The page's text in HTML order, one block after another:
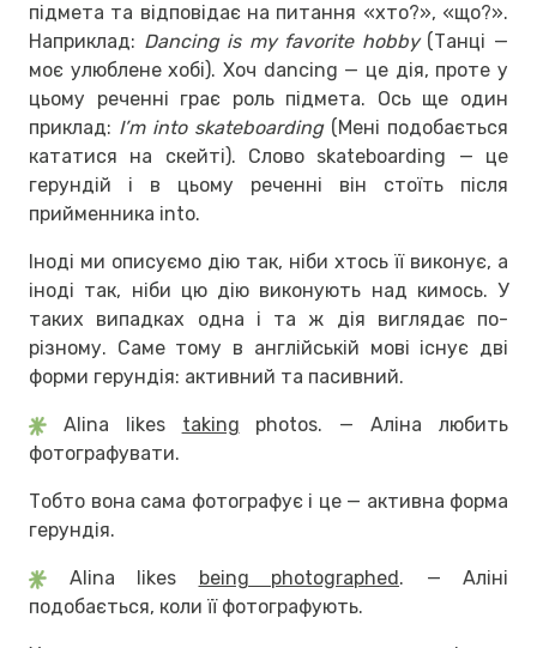
підмета та відповідає на питання «хто?», «що?».
Наприклад: Dancing is my favorite hobby(Танці —
моє улюблене хобі). Хоч dancing — це дія, проте у
цьому реченні грає роль підмета. Ось ще один
приклад: I’m into skateboarding(Мені подобається
кататися на скейті). Слово skateboarding — це
герундій і в цьому реченні він стоїть після
прийменника into.
Іноді ми описуємо дію так, ніби хтось її виконує, а
іноді так, ніби цю дію виконують над кимось. У
таких випадках одна і та ж дія виглядає по-
різному. Саме тому в англійській мові існує дві
форми герундія: активний та пасивний.
Alina likes taking photos. — Аліна любить
фотографувати.
Тобто вона сама фотографує і це — активна форма
герундія.
Alina likes being photographed . — Аліні
подобається, коли її фотографують.